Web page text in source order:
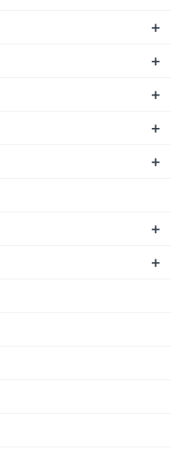
+
+
+
+
+
+
+